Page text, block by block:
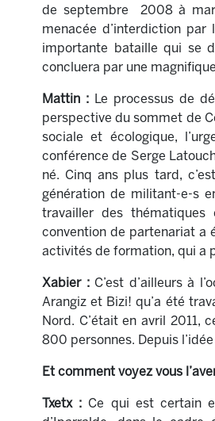
de septembre 2008 à
menacée d’interdiction
importante bataille qui se
concluera par une
Mattin :Le processus de
perspective du sommet de
sociale et écologique,
conférence de Serge
né. Cinq ans plus tard,
génération de militant-e-s
travailler des thématiques
convention de partenariat a
activités de formation, qui a
Xabier :C’est d’ailleurs à
Arangiz et Bizi! qu’a été
Nord. C’était en avril 2011,
800 personnes. Depuis
Et comment voyez vous
Txetx : Ce qui est certain